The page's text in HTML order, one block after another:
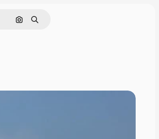
画像で検索
検索